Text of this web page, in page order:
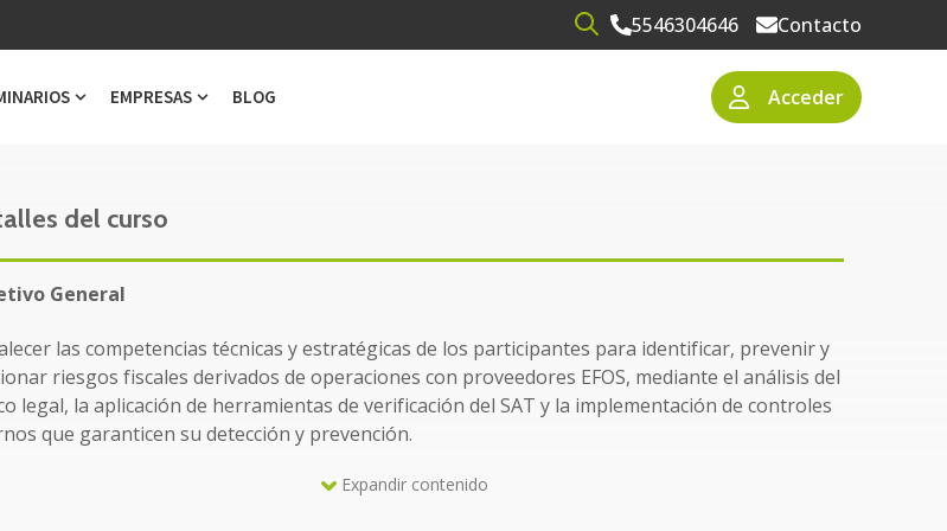
Open search5546304646 Contacto
Show submenu for Diplomados y Seminarios
EMPRESAS
Show submenu for Empresas
BLOG Acceder
del curso
General
las competencias técnicas y estratégicas de los participantes para identificar, prevenir y
riesgos fiscales derivados de operaciones con proveedores EFOS, mediante el análisis del
legal, la aplicación de herramientas de verificación del SAT y la implementación de controles
que garanticen su detección y prevención.
Expandir contenido